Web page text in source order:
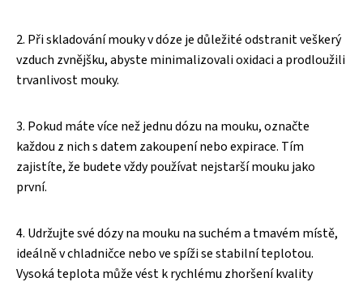
2. Při skladování mouky v dóze je důležité odstranit veškerý
vzduch zvnějšku, abyste minimalizovali oxidaci a prodloužili
trvanlivost mouky.
3. Pokud máte více než jednu dózu na mouku, označte
každou z nich s datem zakoupení nebo expirace. Tím
zajistíte, že budete vždy používat nejstarší mouku jako
první.
4. Udržujte své dózy na mouku na suchém a tmavém místě,
ideálně v chladničce nebo ve spíži se stabilní teplotou.
Vysoká teplota může vést k rychlému zhoršení kvality